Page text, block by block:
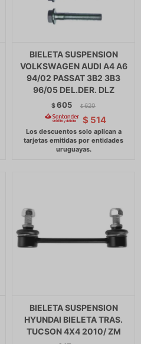
BIELETA SUSPENSION
VOLKSWAGEN AUDI A4 A6
94/02 PASSAT 3B2 3B3
96/05 DEL.DER. DLZ
$605 $ 620
$ 514
BIELETA SUSPENSION
HYUNDAI BIELETA TRAS.
TUCSON 4X4 2010/ ZM